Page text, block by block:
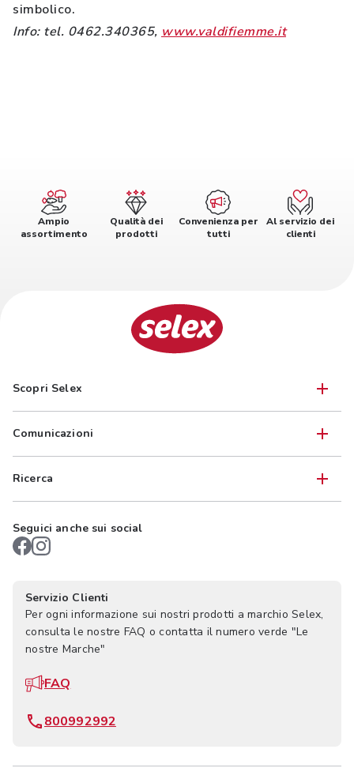
simbolico.
Info: tel. 0462.340365, www.valdifiemme.it
Ampio
assortimento
Qualità dei
prodotti
Convenienza per
tutti
Al servizio dei
clienti
Scopri Selex
Comunicazioni
Ricerca
Seguici anche sui social
Servizio Clienti
Per ogni informazione sui nostri prodotti a marchio Selex,
consulta le nostre FAQ o contatta il numero verde "Le
nostre Marche"
FAQ
800992992